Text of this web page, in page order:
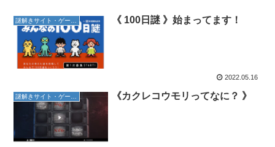
《 100日謎 》始まってます！
2022.05.16
《カクレコウモリってなに？ 》